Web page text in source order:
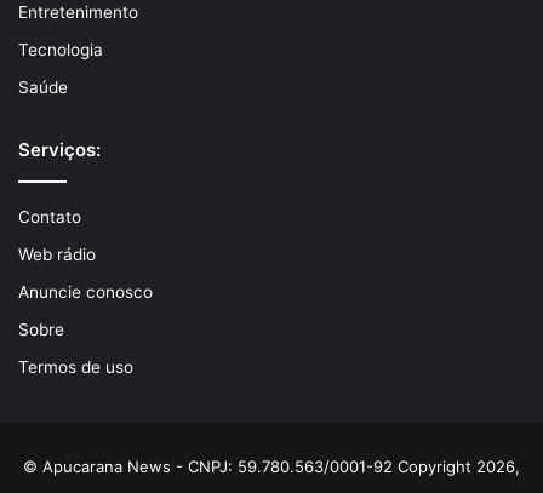
Entretenimento
Tecnologia
Saúde
Serviços:
Contato
Web rádio
Anuncie conosco
Sobre
Termos de uso
© Apucarana News - CNPJ: 59.780.563/0001-92 Copyright 2026,